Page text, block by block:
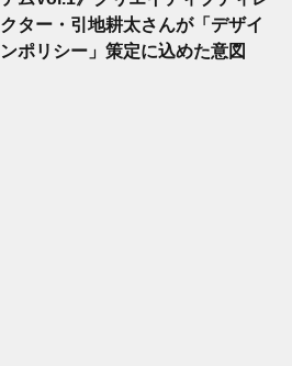
クター・引地耕太さんが「デザイ
ンポリシー」策定に込めた意図